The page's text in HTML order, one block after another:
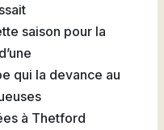
saison pour la
qui la devance au
à Thetford